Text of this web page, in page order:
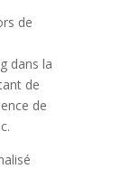
de
dans la
de
de